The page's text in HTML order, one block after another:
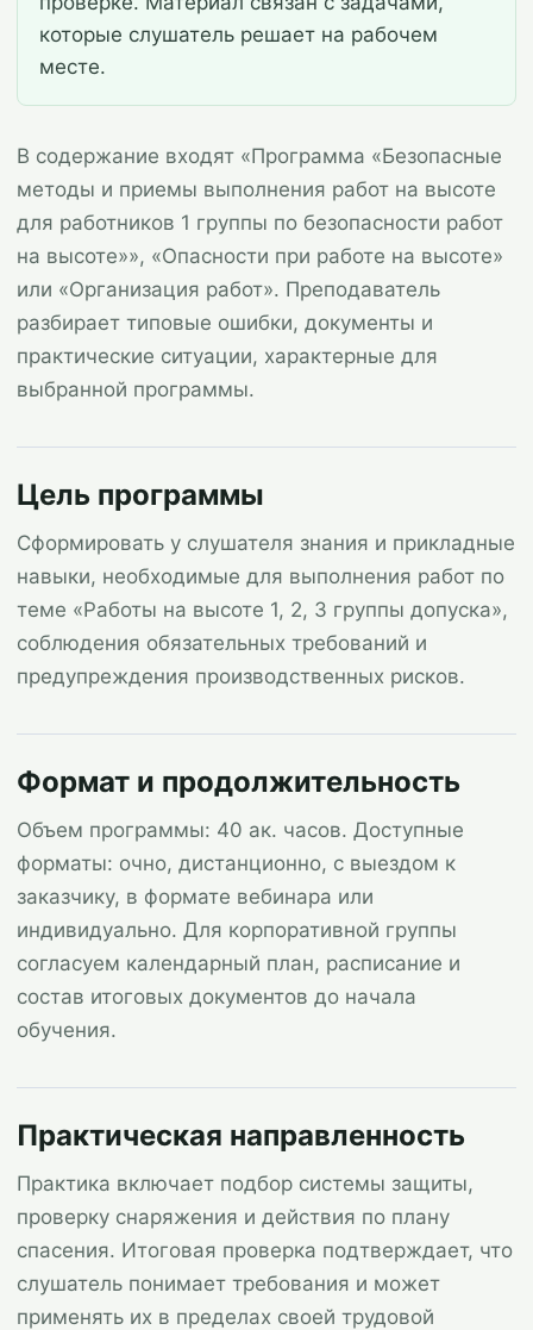
которые слушатель решает на рабочем
месте.
В содержание входят «Программа «Безопасные
методы и приемы выполнения работ на высоте
для работников 1 группы по безопасности работ
на высоте»», «Опасности при работе на высоте»
или «Организация работ». Преподаватель
разбирает типовые ошибки, документы и
практические ситуации, характерные для
выбранной программы.
Цель программы
Сформировать у слушателя знания и прикладные
навыки, необходимые для выполнения работ по
теме «Работы на высоте 1, 2, 3 группы допуска»,
соблюдения обязательных требований и
предупреждения производственных рисков.
Формат и продолжительность
Объем программы: 40 ак. часов. Доступные
форматы: очно, дистанционно, с выездом к
заказчику, в формате вебинара или
индивидуально. Для корпоративной группы
согласуем календарный план, расписание и
состав итоговых документов до начала
обучения.
Практическая направленность
Практика включает подбор системы защиты,
проверку снаряжения и действия по плану
спасения. Итоговая проверка подтверждает, что
слушатель понимает требования и может
применять их в пределах своей трудовой